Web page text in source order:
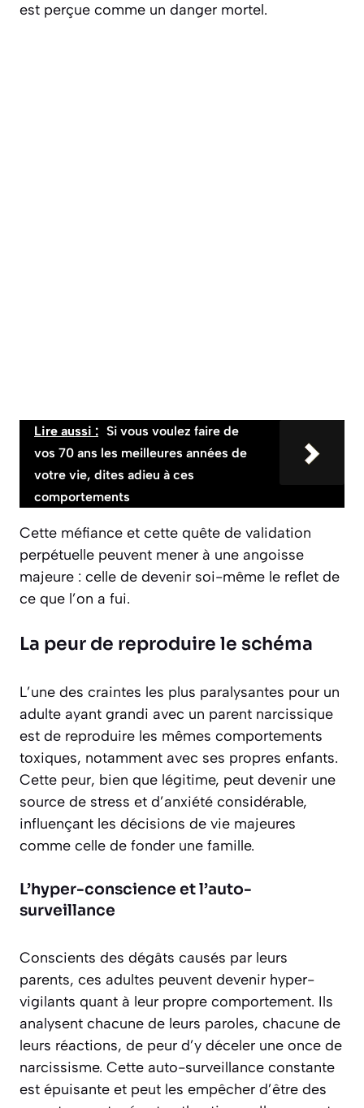
est perçue comme un danger mortel.
Lire aussi : Si vous voulez faire de
vos 70 ans les meilleures années de
votre vie, dites adieu à ces
comportements
Cette méfiance et cette quête de validation
perpétuelle peuvent mener à une angoisse
majeure : celle de devenir soi-même le reflet de
ce que l’on a fui.
La peur de reproduire le schéma
L’une des craintes les plus paralysantes pour un
adulte ayant grandi avec un parent narcissique
est de reproduire les mêmes comportements
toxiques, notamment avec ses propres enfants.
Cette peur, bien que légitime, peut devenir une
source de stress et d’anxiété considérable,
influençant les décisions de vie majeures
comme celle de fonder une famille.
L’hyper-conscience et l’auto-
surveillance
Conscients des dégâts causés par leurs
parents, ces adultes peuvent devenir hyper-
vigilants quant à leur propre comportement. Ils
analysent chacune de leurs paroles, chacune de
leurs réactions, de peur d’y déceler une once de
narcissisme. Cette auto-surveillance constante
est épuisante et peut les empêcher d’être des